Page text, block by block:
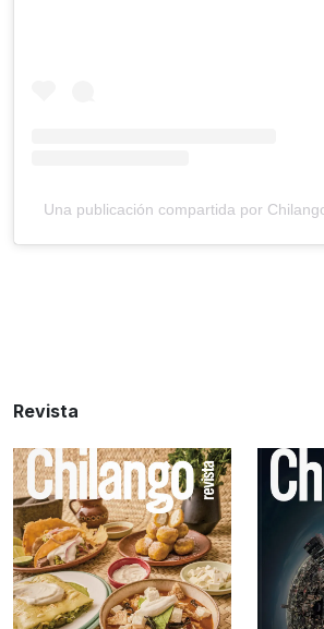
Una publicación compartida por
Revista